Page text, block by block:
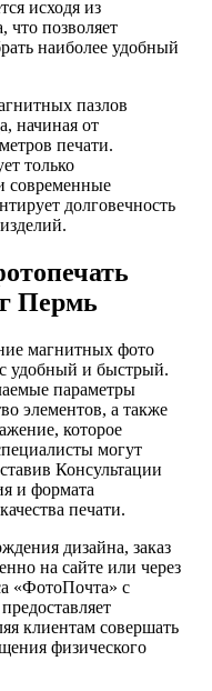
исходя из
что позволяет
наиболее удобный
пазлов
начиная от
печати.
только
современные
долговечность
Пермь
магнитных фото
удобный и быстрый.
параметры
элементов, а также
которое
могут
Консультации
и формата
печати.
дизайна, заказ
на сайте или через
«ФотоПочта» с
клиентам совершать
физического